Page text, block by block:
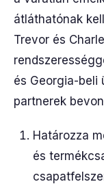
átláthatónak
Trevor és
és Georgia-beli
partnerek
Határozza
és